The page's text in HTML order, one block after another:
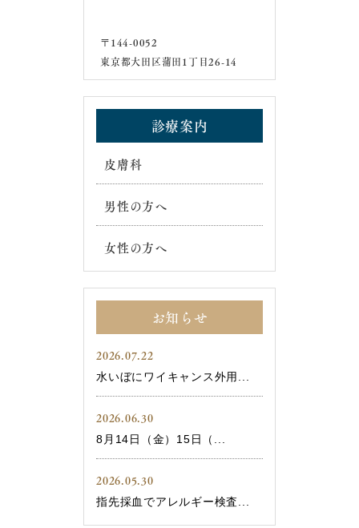
〒144-0052
東京都大田区蒲田1丁目26-14
診療案内
皮膚科
男性の方へ
女性の方へ
お知らせ
2026.07.22
水いぼにワイキャンス外用...
2026.06.30
8月14日（金）15日（...
2026.05.30
指先採血でアレルギー検査...